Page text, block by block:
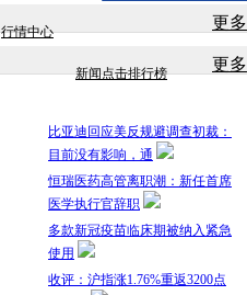
行情中心 更多
新闻点击排行榜 更多
比亚迪回应美反规避调查初裁：
目前没有影响，通
恒瑞医药高管离职潮：新任首席
医学执行官辞职
多款新冠疫苗临床期被纳入紧急
使用
收评：沪指涨1.76%重返3200点